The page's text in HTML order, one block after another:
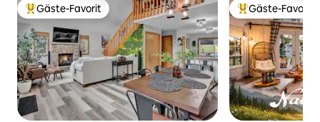
Beliebter Gäste-Favorit.
Gäste-Favorit Beliebter Gäste-
Gäste-Favorit